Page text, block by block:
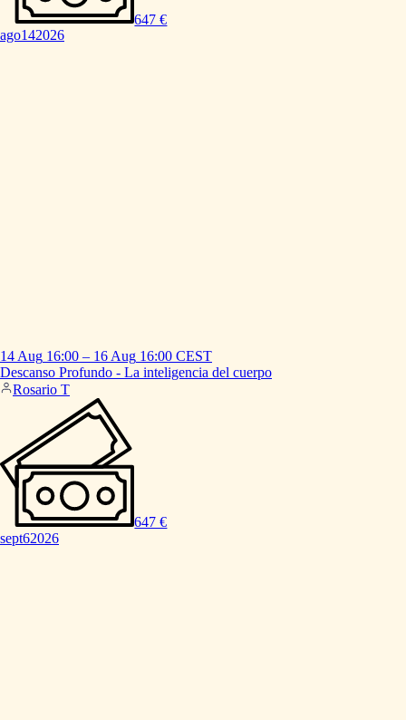
647 €
ago142026
14 Aug 16:00 – 16 Aug 16:00 CEST
Descanso Profundo - La inteligencia del cuerpo
Rosario T
647 €
sept62026